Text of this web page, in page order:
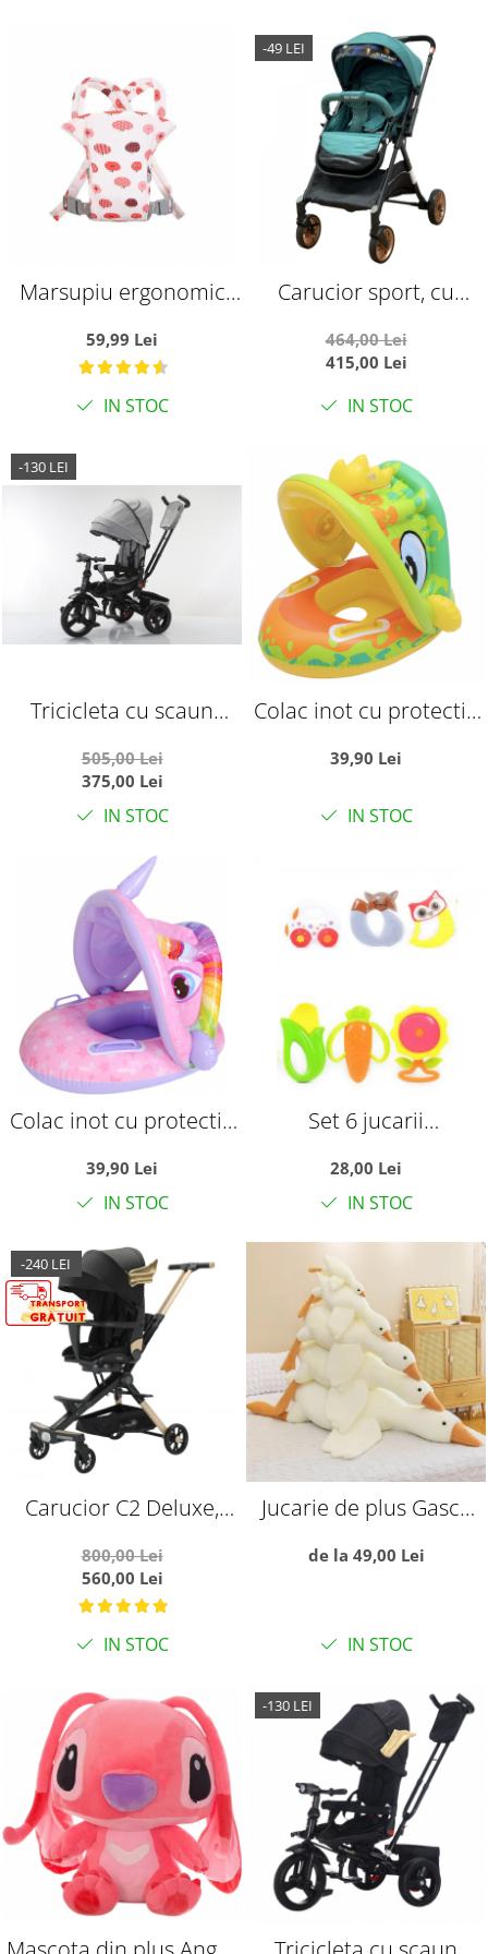
Marsupiu ergonomic
bebelusi, Pink Fruits, alb
cu roz
59,99 Lei
IN STOC
-49 LEI
Carucior sport, cu
si troler, T700 For Angel,
Verde
464,00 Lei
415,00 Lei
IN STOC
-130 LEI
Tricicleta cu scaun
somn, SL02 - Gri
505,00 Lei
375,00 Lei
IN STOC
Colac inot cu protectie
galben
39,90 Lei
IN STOC
Colac inot cu protectie
39,90 Lei
IN STOC
Set 6 jucarii
suprafete moi siliconate
pentru dentitia
bebelusilor
28,00 Lei
IN STOC
-240 LEI
Carucior C2 Deluxe,
lumini si muzica, Negru
cu flori
800,00 Lei
560,00 Lei
IN STOC
Jucarie de plus Gasca
de la 49,00 Lei
IN STOC
-130 LEI